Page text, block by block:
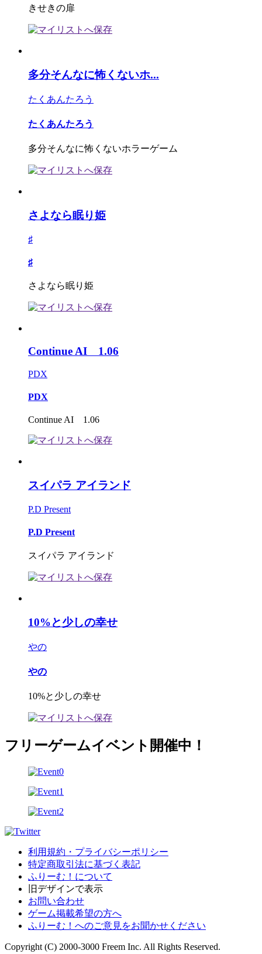
きせきの扉
多分そんなに怖くないホ...
たくあんたろう
たくあんたろう
多分そんなに怖くないホラーゲーム
さよなら眠り姫
♯
♯
さよなら眠り姫
Continue AI 1.06
PDX
PDX
Continue AI 1.06
スイパラ アイランド
P.D Present
P.D Present
スイパラ アイランド
10%と少しの幸せ
やの
やの
10%と少しの幸せ
フリーゲームイベント開催中！
利用規約・プライバシーポリシー
特定商取引法に基づく表記
ふりーむ！について
旧デザインで表示
お問い合わせ
ゲーム掲載希望の方へ
ふりーむ！へのご意見をお聞かせください
Copyright (C) 2000-3000 Freem Inc. All Rights Reserved.